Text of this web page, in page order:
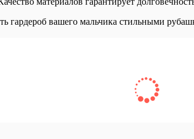
гардероб вашего мальчика стильными